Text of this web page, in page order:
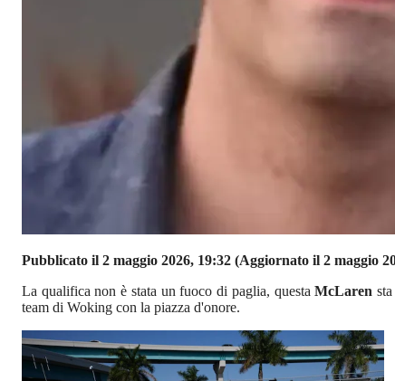
Pubblicato il 2 maggio 2026, 19:32 (Aggiornato il 2 maggio
La qualifica non è stata un fuoco di paglia, questaMcLaren
team di Woking con la piazza d'onore.